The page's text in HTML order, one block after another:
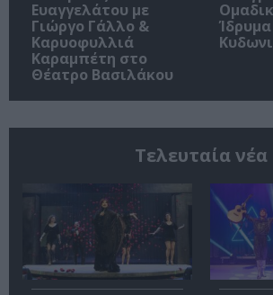
Ευαγγελάτου με
Γιώργο Γάλλο &
Καρυοφυλλιά
Καραμπέτη στο
Θέατρο Βασιλάκου
Τελευταία νέα